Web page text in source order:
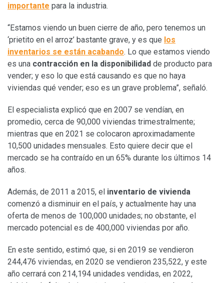
importante para la industria.
“Estamos viendo un buen cierre de año, pero tenemos un
‘prietito en el arroz’ bastante grave, y es que los
inventarios se están acabando. Lo que estamos viendo
es una contracción en la disponibilidad de producto para
vender; y eso lo que está causando es que no haya
viviendas qué vender; eso es un grave problema”, señaló.
El especialista explicó que en 2007 se vendían, en
promedio, cerca de 90,000 viviendas trimestralmente;
mientras que en 2021 se colocaron aproximadamente
10,500 unidades mensuales. Esto quiere decir que el
mercado se ha contraído en un 65% durante los últimos 14
años.
Además, de 2011 a 2015, el inventario de vivienda
comenzó a disminuir en el país, y actualmente hay una
oferta de menos de 100,000 unidades; no obstante, el
mercado potencial es de 400,000 viviendas por año.
En este sentido, estimó que, si en 2019 se vendieron
244,476 viviendas, en 2020 se vendieron 235,522, y este
año cerrará con 214,194 unidades vendidas, en 2022,